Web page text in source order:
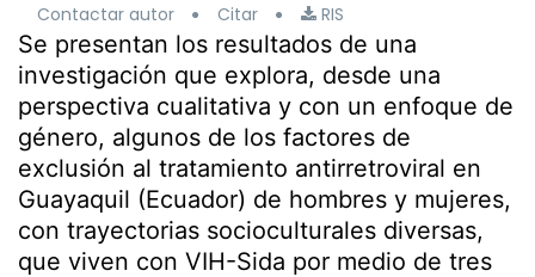
Contactar autor
Citar RIS
Se presentan los resultados de una
investigación que explora, desde una
perspectiva cualitativa y con un enfoque de
género, algunos de los factores de
exclusión al tratamiento antirretroviral en
Guayaquil (Ecuador) de hombres y mujeres,
con trayectorias socioculturales diversas,
que viven con VIH-Sida por medio de tres